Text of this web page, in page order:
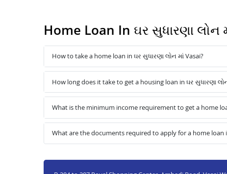
Home Loan In ઘર સુધારણા લોન
How to take a home loan in ઘર સુધારણા લોન માં Vasai?
How long does it take to get a housing loan in ઘર સુધારણા
What is the minimum income requirement to get a home
What are the documents required to apply for a home loan